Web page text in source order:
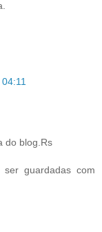
do blog.Rs
guardadas com